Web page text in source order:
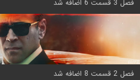
فصل 3 قسمت 6 اضافه شد
فصل 2 قسمت 8 اضافه شد